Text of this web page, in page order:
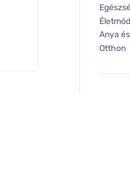
Bombus Raw
beans 50g
Életmód
Anya
Otthon